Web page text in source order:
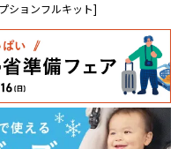
ションフルキット]